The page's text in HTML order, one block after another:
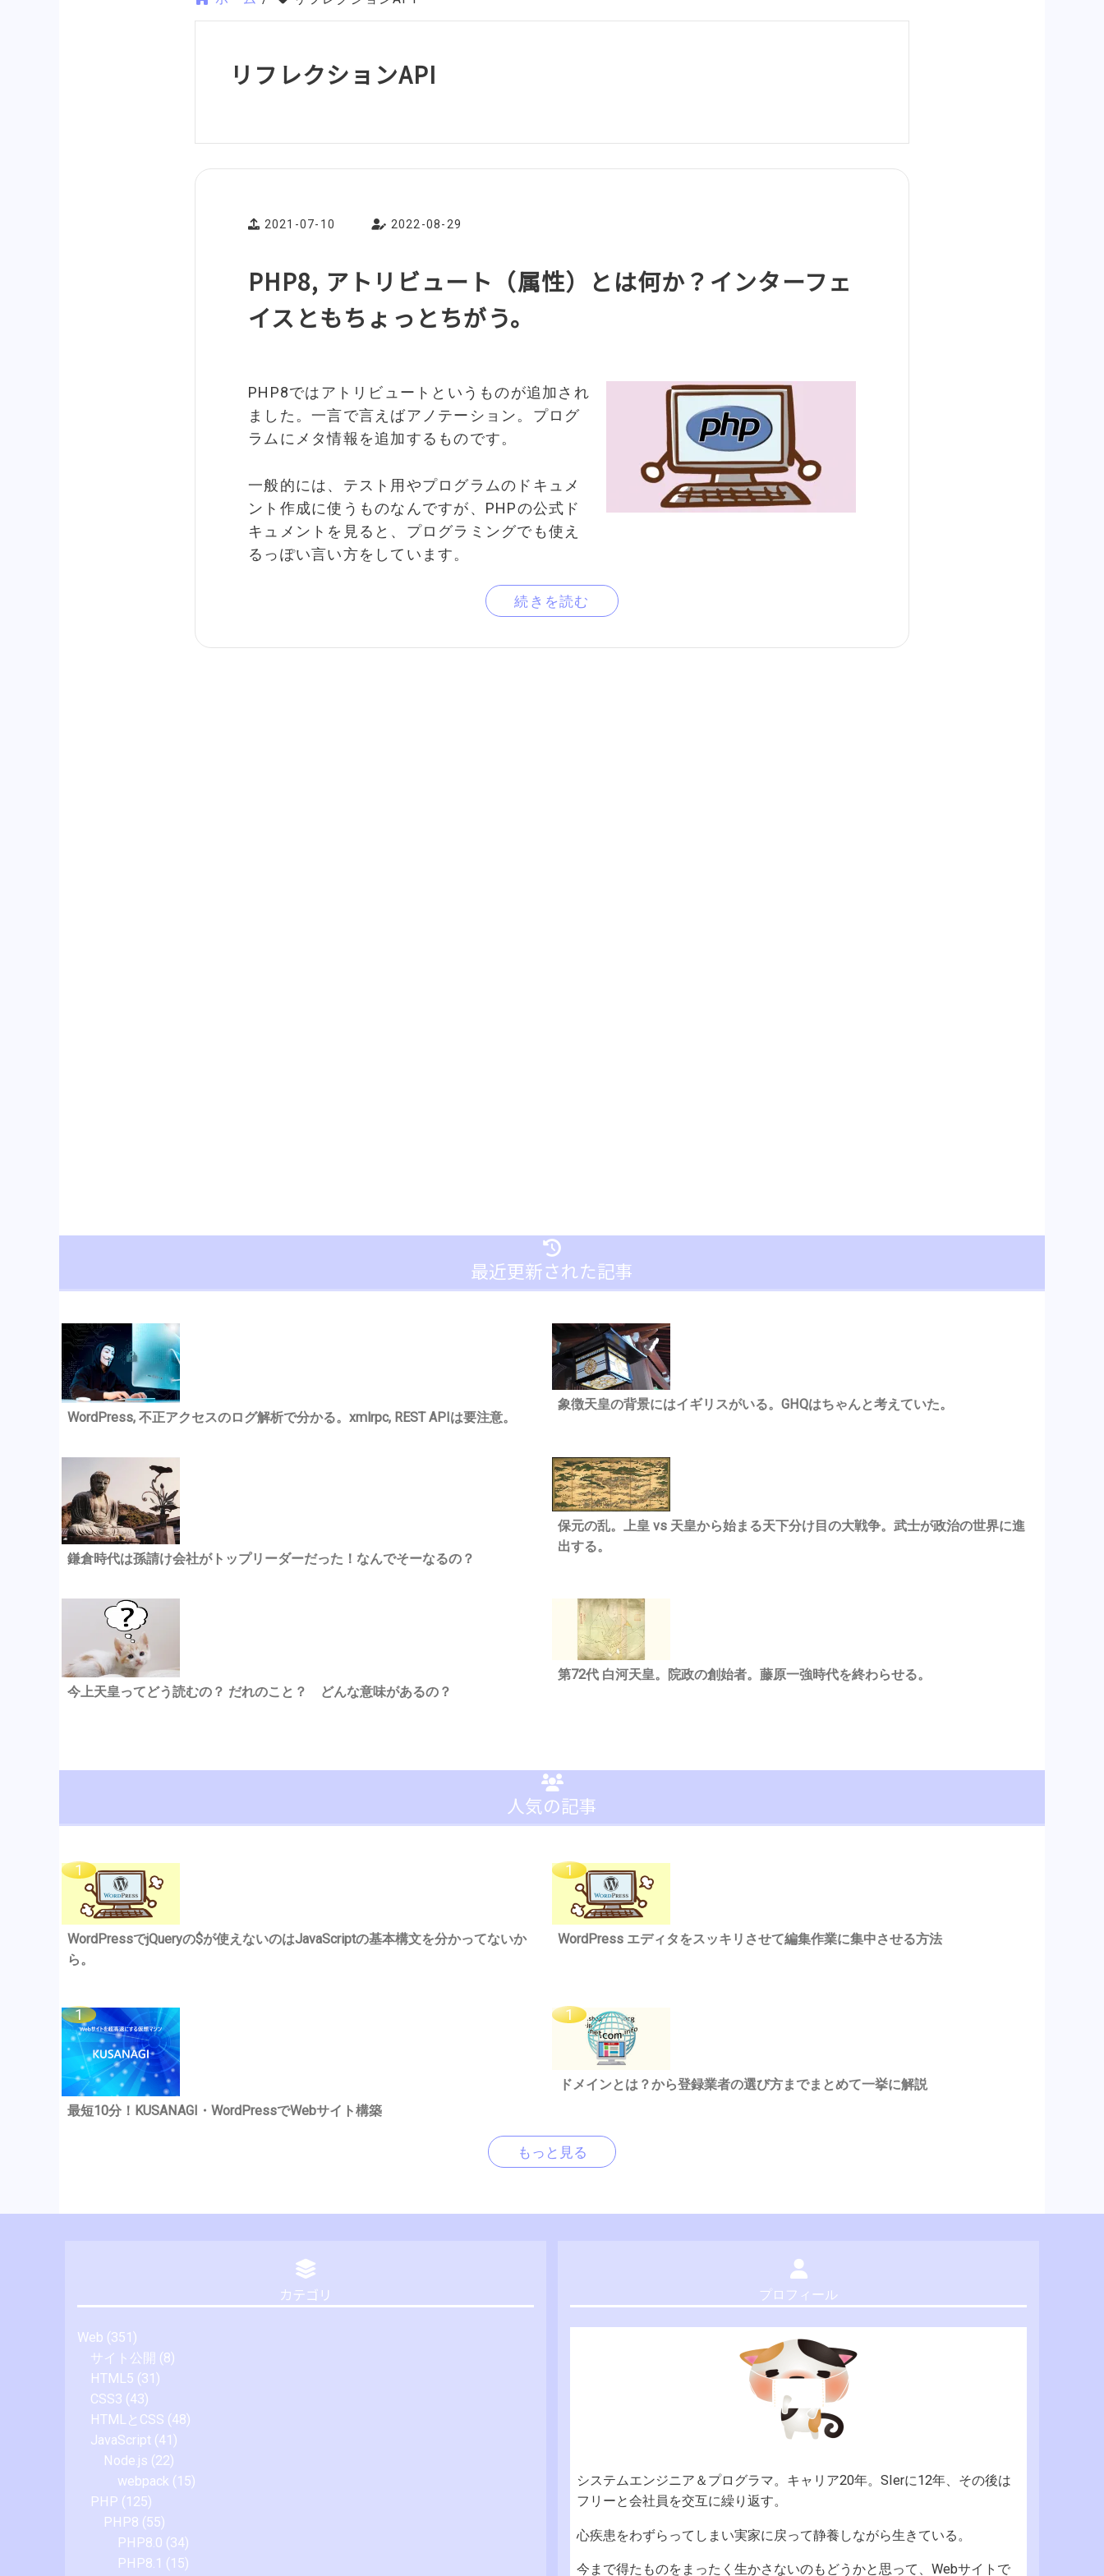
リフレクションAPI
2021-07-10 2022-08-29
PHP8, アトリビュート（属性）とは何か？インターフェ
イスともちょっとちがう。
PHP8ではアトリビュートというものが追加され
ました。一言で言えばアノテーション。プログ
ラムにメタ情報を追加するものです。
一般的には、テスト用やプログラムのドキュメ
ント作成に使うものなんですが、PHPの公式ド
キュメントを見ると、プログラミングでも使え
るっぽい言い方をしています。
続きを読む
最近更新された記事
WordPress, 不正アクセスのログ解析で分かる。xmlrpc, REST APIは要注意。
象徴天皇の背景にはイギリスがいる。GHQはちゃんと考えていた。
鎌倉時代は孫請け会社がトップリーダーだった！なんでそーなるの？
保元の乱。上皇 vs 天皇から始まる天下分け目の大戦争。武士が政治の世界に進
出する。
今上天皇ってどう読むの？ だれのこと？ どんな意味があるの？
第72代 白河天皇。院政の創始者。藤原一強時代を終わらせる。
人気の記事
WordPressでjQueryの$が使えないのはJavaScriptの基本構文を分かってないか
ら。
WordPress エディタをスッキリさせて編集作業に集中させる方法
最短10分！KUSANAGI・WordPressでWebサイト構築
ドメインとは？から登録業者の選び方までまとめて一挙に解説
もっと見る
カテゴリ
Web (351)
サイト公開 (8)
HTML5 (31)
CSS3 (43)
HTMLとCSS (48)
JavaScript (41)
Node.js (22)
webpack (15)
PHP (125)
PHP8 (55)
PHP8.0 (34)
PHP8.1 (15)
プロフィール
システムエンジニア＆プログラマ。キャリア20年。SIerに12年、その後は
フリーと会社員を交互に繰り返す。
心疾患をわずらってしまい実家に戻って静養しながら生きている。
今まで得たものをまったく生かさないのもどうかと思って、Webサイトで